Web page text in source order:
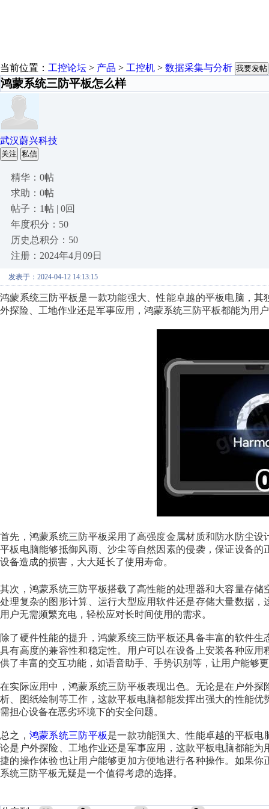
当前位置： 工控论坛 > 产品 > 工控机 > 数据采集与分析 我要发帖
鸿蒙系统三防平板怎么样
武汉蔚兴科技
关注 私信
精华：0帖
求助：0帖
帖子：1帖 | 0回
年度积分：50
历史总积分：50
注册：2024年4月09日
发表于：2024-04-12 14:13:15
鸿蒙系统三防平板是一款功能强大、性能卓越的平板电脑，
外探险、工地作业还是军事应用，鸿蒙系统三防平板都能为用
首先，鸿蒙系统三防平板采用了高强度金属材质和防水防尘
平板电脑能够抵御风雨、沙尘等自然因素的侵袭，保证设备
设备造成的损害，大大延长了使用寿命。
其次，鸿蒙系统三防平板搭载了高性能的处理器和大容量存
处理复杂的图形计算、运行大型应用软件还是存储大量数据
用户无需频繁充电，轻松应对长时间使用的需求。
除了硬件性能的提升，鸿蒙系统三防平板还具备丰富的软件
具有高度的兼容性和稳定性。用户可以在设备上安装各种应
供了丰富的交互功能，如语音助手、手势识别等，让用户能够
在实际应用中，鸿蒙系统三防平板表现出色。无论是在户外
析、图纸绘制等工作，这款平板电脑都能发挥出强大的性能
需担心设备在恶劣环境下的安全问题。
总之， 鸿蒙系统三防平板是一款功能强大、性能卓越的平板
论是户外探险、工地作业还是军事应用，这款平板电脑都能
捷的操作体验也让用户能够更加方便地进行各种操作。如果
系统三防平板无疑是一个值得考虑的选择。